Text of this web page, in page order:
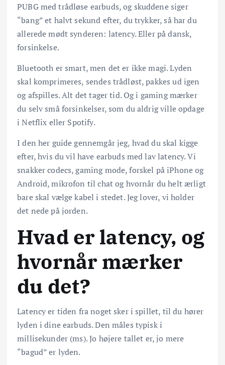
PUBG med trådløse earbuds, og skuddene siger
“bang” et halvt sekund efter, du trykker, så har du
allerede mødt synderen: latency. Eller på dansk,
forsinkelse.
Bluetooth er smart, men det er ikke magi. Lyden
skal komprimeres, sendes trådløst, pakkes ud igen
og afspilles. Alt det tager tid. Og i gaming mærker
du selv små forsinkelser, som du aldrig ville opdage
i Netflix eller Spotify.
I den her guide gennemgår jeg, hvad du skal kigge
efter, hvis du vil have earbuds med lav latency. Vi
snakker codecs, gaming mode, forskel på iPhone og
Android, mikrofon til chat og hvornår du helt ærligt
bare skal vælge kabel i stedet. Jeg lover, vi holder
det nede på jorden.
Hvad er latency, og
hvornår mærker
du det?
Latency er tiden fra noget sker i spillet, til du hører
lyden i dine earbuds. Den måles typisk i
millisekunder (ms). Jo højere tallet er, jo mere
“bagud” er lyden.